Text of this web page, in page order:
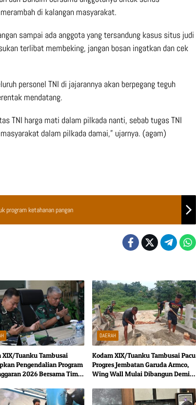
di kalangan masyarakat.
sampai ada anggota yang tersandung kasus situs judi
terlibat membeking, jangan bosan ingatkan dan cek
personel TNI di jajarannya akan berpegang teguh
mendatang.
TNI harga mati dalam pilkada nanti, sebab tugas TNI
dalam pilkada damai,” ujarnya. (agam)
program ketahanan pangan
XIX/Tuanku Tambusai
Pengendalian Program
2026 Bersama Tim
DAERAH
Kodam XIX/Tuanku Tambusai Pacu
Progres Jembatan Garuda Armco,
Wing Wall Mulai Dibangun Demi